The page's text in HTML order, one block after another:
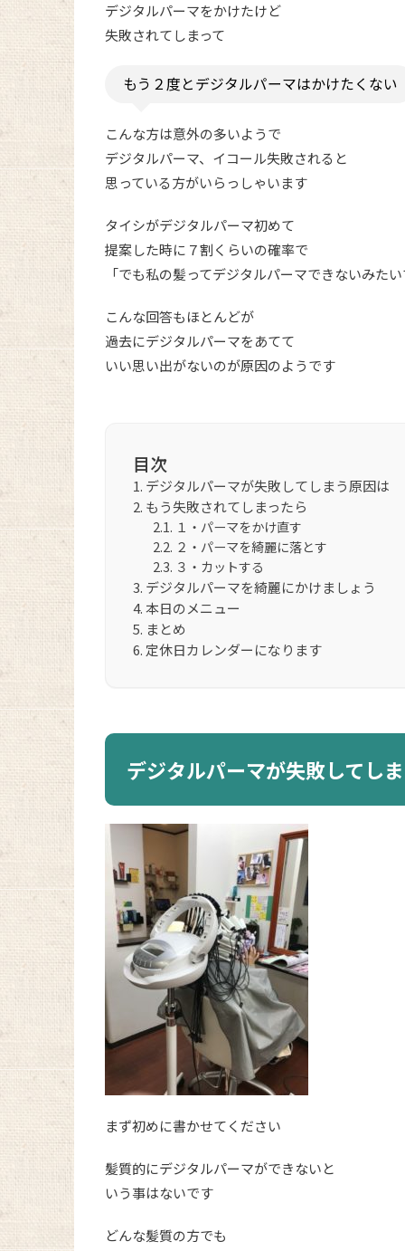
デジタルパーマをかけたけど
失敗されてしまって
もう２度とデジタルパーマはかけたくない
こんな方は意外の多いようで
デジタルパーマ、イコール失敗されると
思っている方がいらっしゃいます
タイシがデジタルパーマ初めて
提案した時に７割くらいの確率で
「でも私の髪ってデジタルパーマできないみた
こんな回答もほとんどが
過去にデジタルパーマをあてて
いい思い出がないのが原因のようです
目次
デジタルパーマが失敗してしまう原因は
もう失敗されてしまったら
１・パーマをかけ直す
２・パーマを綺麗に落とす
３・カットする
デジタルパーマを綺麗にかけましょう
本日のメニュー
まとめ
定休日カレンダーになります
デジタルパーマが失敗してし
まず初めに書かせてください
髪質的にデジタルパーマができないと
いう事はないです
どんな髪質の方でも